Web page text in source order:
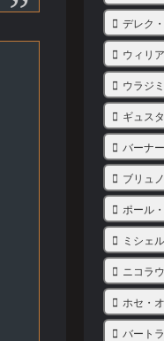
デレク
ウィリ
ウラジ
ギュス
バーナ
ブリュ
ポール
ミシェ
ニコラ
ホセ・
バート